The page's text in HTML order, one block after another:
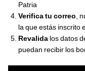
Patria
Verifica tu correo,
la que estás inscrito
Revalida los datos
puedan recibir los